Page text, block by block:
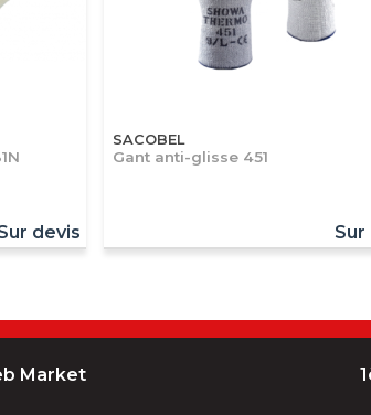
devis
SACOBEL
Gant anti-glisse 451
Sur
Market